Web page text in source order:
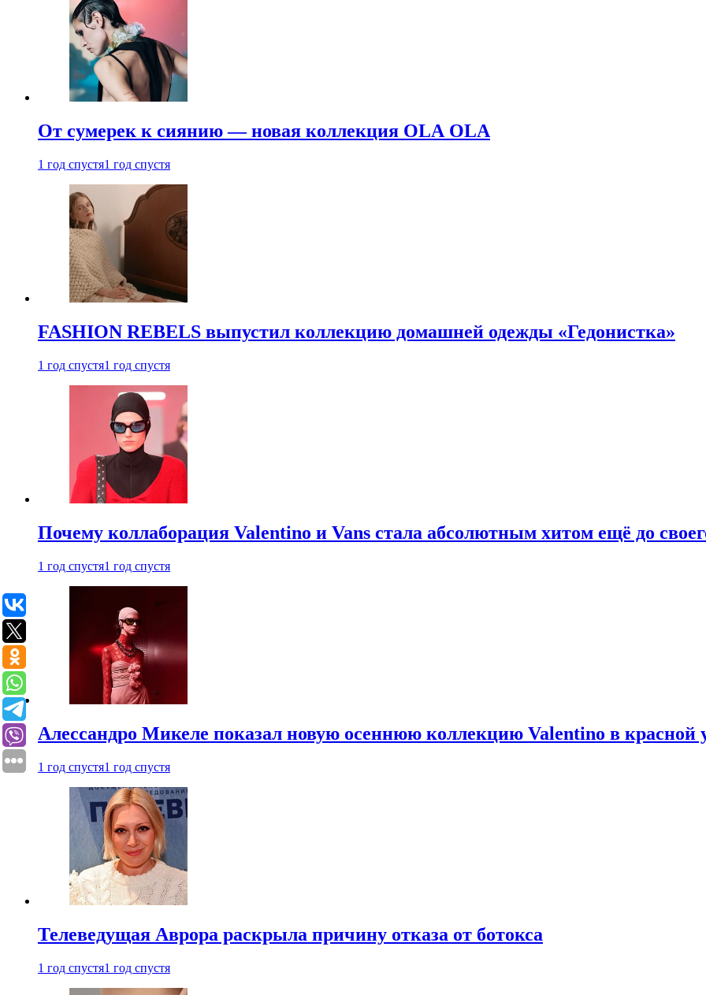
От сумерек к сиянию — новая коллекция OLA OLA
1 год спустя1 год спустя
FASHION REBELS выпустил коллекцию домашней одежды «Гедонистка»
1 год спустя1 год спустя
Почему коллаборация Valentino и Vans стала абсолютным хитом ещё до
1 год спустя1 год спустя
Алессандро Микеле показал новую осеннюю коллекцию Valentino в красной
1 год спустя1 год спустя
Телеведущая Аврора раскрыла причину отказа от ботокса
1 год спустя1 год спустя